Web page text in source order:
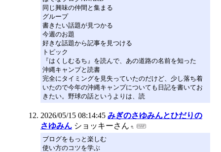
同じ興味の仲間と集まる
グループ
書きたい話題が見つかる
今週のお題
好きな話題から記事を見つける
トピック
『はくしむるち』を読んで、あの道路の名前を知った
沖縄キャンプと読書
完全にタイミングを見失っていたのだけど、少し落ち着
いたので今年の沖縄キャンプについても日記を書いてお
きたい。野球の話というよりは、読
2026/05/15 08:14:45 みぎのさゆみんとひだりの
さゆみん ショッキーさん
ブログをもっと楽しむ
使い方のコツを学ぶ